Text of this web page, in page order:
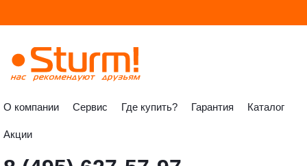
О компании Сервис Где купить? Гарантия Каталог
Акции